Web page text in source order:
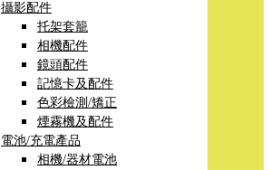
攝影配件
托架套籠
相機配件
鏡頭配件
記憶卡及配件
色彩檢測/矯正
煙霧機及配件
電池/充電產品
相機/器材電池